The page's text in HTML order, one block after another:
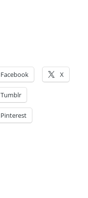
Facebook X
Tumblr
Pinterest